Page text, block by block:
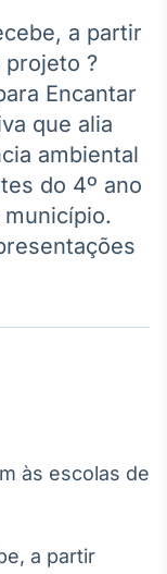
da
a partir
projeto ?
Encantar
que alia
ambiental
do 4º ano
a partir